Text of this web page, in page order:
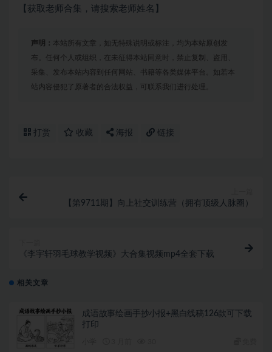
【获取老师合集，请搜索老师姓名】
声明： 本站所有文章，如无特殊说明或标注，均为本站原创发
布。任何个人或组织，在未征得本站同意时，禁止复制、盗用、
采集、发布本站内容到任何网站、书籍等各类媒体平台。如若本
站内容侵犯了原著者的合法权益，可联系我们进行处理。
打赏 收藏 海报 链接
【第9711期】向上社交训练营（拥有顶级人脉圈）
《李宇轩羽毛球教学视频》大合集视频mp4全套下载
相关文章
成语故事绘画手抄小报+黑白线稿126款可下载
打印